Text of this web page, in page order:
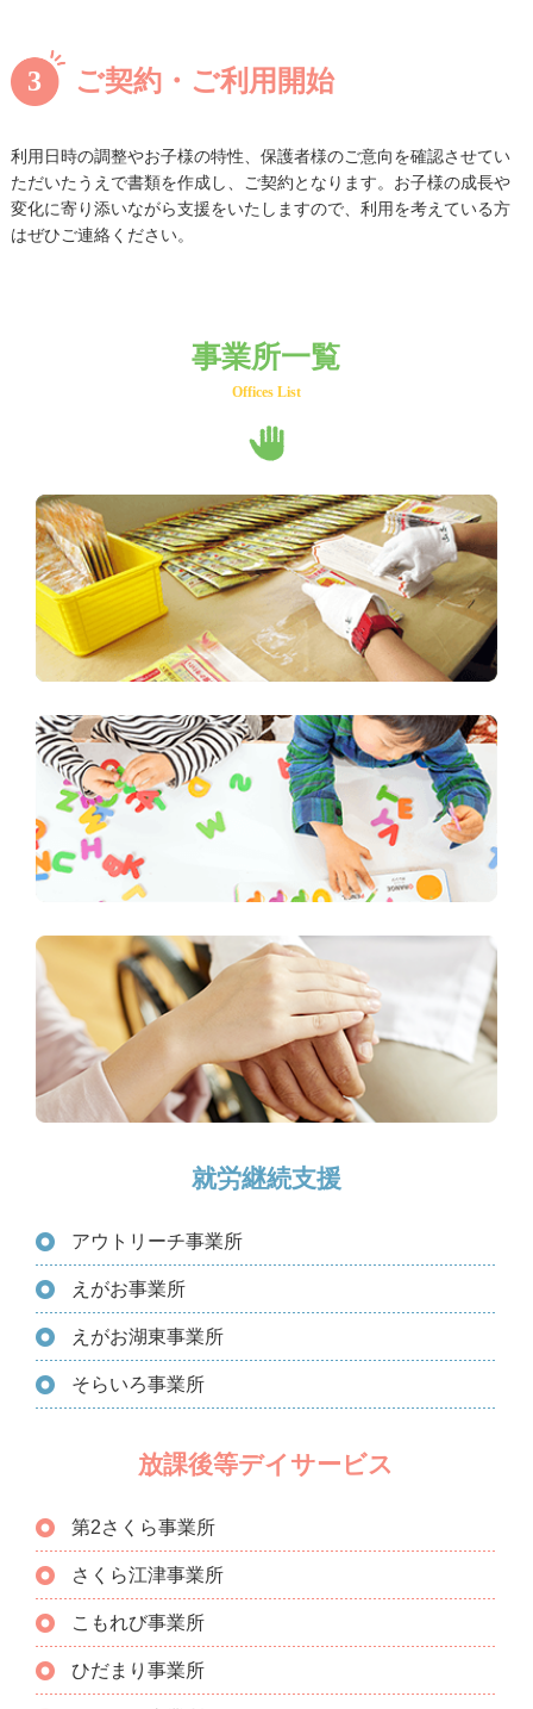
3ご契約・ご利用開始
利用日時の調整やお子様の特性、保護者様のご意向を確認させてい
ただいたうえで書類を作成し、ご契約となります。お子様の成長や
変化に寄り添いながら支援をいたしますので、利用を考えている方
はぜひご連絡ください。
事業所一覧
Offices List
就労継続支援
アウトリーチ事業所
えがお事業所
えがお湖東事業所
そらいろ事業所
放課後等デイサービス
第2さくら事業所
さくら江津事業所
こもれび事業所
ひだまり事業所